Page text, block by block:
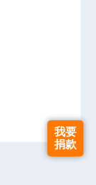
我要
捐款